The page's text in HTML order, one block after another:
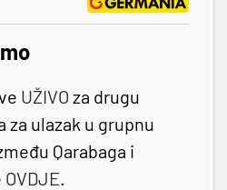
UŽIVO za drugu
ulazak u grupnu
Qarabaga i
OVDJE.